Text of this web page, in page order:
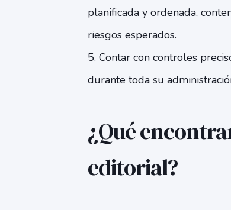
planificada y ordenada,
riesgos esperados.
5. Contar con controles
durante toda su
¿Qué
editorial?